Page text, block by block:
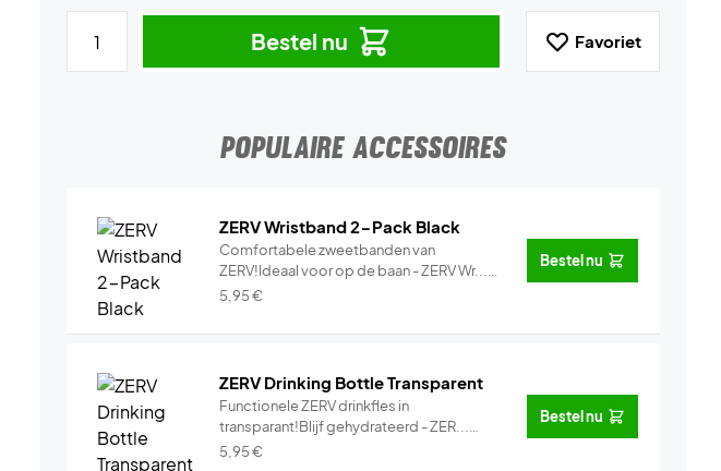
Bestel nu Favoriet
POPULAIRE ACCESSOIRES
ZERV Wristband 2-Pack Black
Comfortabele zweetbanden van
ZERV!Ideaal voor op de baan - ZERV Wr...
Info
5,95€
Bestel nu
ZERV Drinking Bottle Transparent
Functionele ZERV drinkfles in
transparant!Blijf gehydrateerd - ZER...
Info
5,95€
Bestel nu